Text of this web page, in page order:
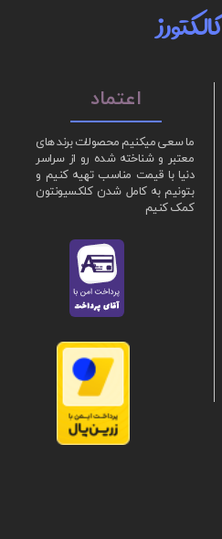
ما سعی میکنیم محصولات برند های
معتبر و شناخته شده رو از سراسر
دنیا با قیمت مناسب تهیه کنیم و
بتونیم به کامل شدن کلکسیونتون
کمک کنیم
کالکتورز
اعتماد